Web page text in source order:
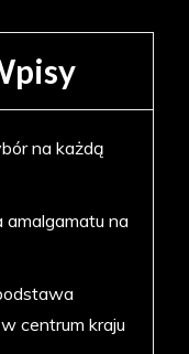
na każdą
na
centrum kraju